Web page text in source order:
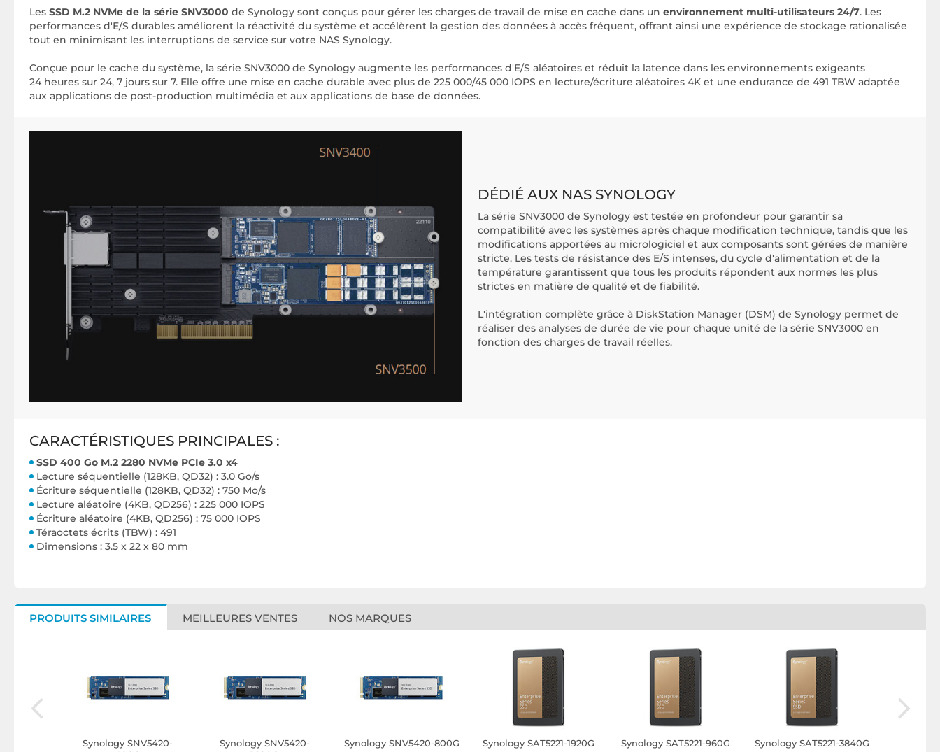
Les SSD M.2 NVMe de la série SNV3000 de Synology sont conçus pour gérer les charges de travail de mise en cache dans un environnement multi-utilisateurs 24/7. Les
performances d'E/S durables améliorent la réactivité du système et accélèrent la gestion des données à accès fréquent, offrant ainsi une expérience de stockage rationalisée
tout en minimisant les interruptions de service sur votre NAS Synology.
Conçue pour le cache du système, la série SNV3000 de Synology augmente les performances d'E/S aléatoires et réduit la latence dans les environnements exigeants
24 heures sur 24, 7 jours sur 7. Elle offre une mise en cache durable avec plus de 225 000/45 000 IOPS en lecture/écriture aléatoires 4K et une endurance de 491 TBW adaptée
aux applications de post-production multimédia et aux applications de base de données.
DÉDIÉ AUX NAS SYNOLOGY
La série SNV3000 de Synology est testée en profondeur pour garantir sa
compatibilité avec les systèmes après chaque modification technique, tandis que les
modifications apportées au micrologiciel et aux composants sont gérées de manière
stricte. Les tests de résistance des E/S intenses, du cycle d'alimentation et de la
température garantissent que tous les produits répondent aux normes les plus
strictes en matière de qualité et de fiabilité.
L'intégration complète grâce à DiskStation Manager (DSM) de Synology permet de
réaliser des analyses de durée de vie pour chaque unité de la série SNV3000 en
fonction des charges de travail réelles.
CARACTÉRISTIQUES PRINCIPALES :
SSD 400 Go M.2 2280 NVMe PCIe 3.0 x4
Lecture séquentielle (128KB, QD32) : 3.0 Go/s
Écriture séquentielle (128KB, QD32) : 750 Mo/s
Lecture aléatoire (4KB, QD256) : 225 000 IOPS
Écriture aléatoire (4KB, QD256) : 75 000 IOPS
Téraoctets écrits (TBW) : 491
Dimensions : 3.5 x 22 x 80 mm
PRODUITS SIMILAIRES MEILLEURES VENTES NOS MARQUES
Synology SNV5420-
Synology SNV5420-
Synology SNV5420-800G Synology SAT5221-1920G Synology SAT5221-960G Synology SAT5221-3840G